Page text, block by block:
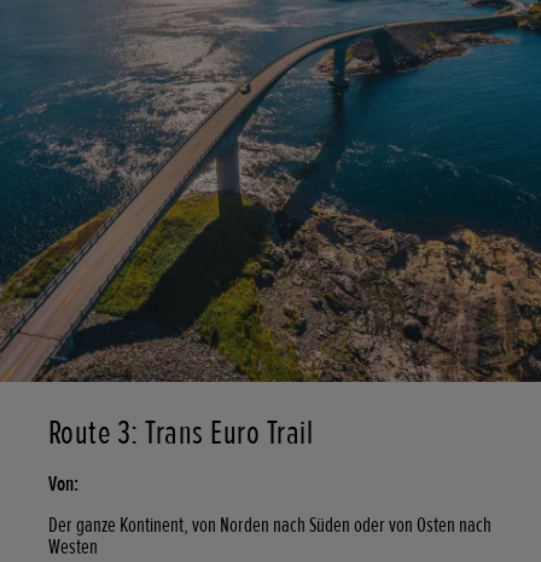
Route 3: Trans Euro Trail
Von:
Der ganze Kontinent, von Norden nach Süden oder von Osten nach
Westen